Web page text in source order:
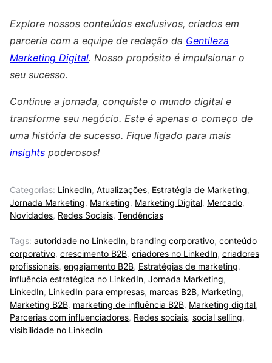
Explore nossos conteúdos exclusivos, criados em
parceria com a equipe de redação da Gentileza
Marketing Digital. Nosso propósito é impulsionar o
seu sucesso.
Continue a jornada, conquiste o mundo digital e
transforme seu negócio. Este é apenas o começo de
uma história de sucesso. Fique ligado para mais
insights poderosos!
Categorias: LinkedIn, Atualizações, Estratégia de Marketing,
Jornada Marketing, Marketing, Marketing Digital, Mercado,
Novidades, Redes Sociais, Tendências
Tags: autoridade no LinkedIn, branding corporativo, conteúdo
corporativo, crescimento B2B, criadores no LinkedIn, criadores
profissionais, engajamento B2B, Estratégias de marketing,
influência estratégica no LinkedIn, Jornada Marketing,
LinkedIn, LinkedIn para empresas, marcas B2B, Marketing,
Marketing B2B, marketing de influência B2B, Marketing digital,
Parcerias com influenciadores, Redes sociais, social selling,
visibilidade no LinkedIn